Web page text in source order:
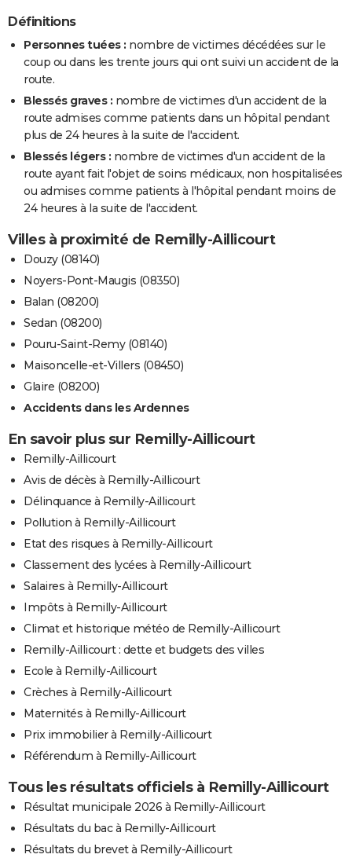
Définitions
Personnes tuées : nombre de victimes décédées sur le
coup ou dans les trente jours qui ont suivi un accident de la
route.
Blessés graves : nombre de victimes d'un accident de la
route admises comme patients dans un hôpital pendant
plus de 24 heures à la suite de l'accident.
Blessés légers : nombre de victimes d'un accident de la
route ayant fait l'objet de soins médicaux, non hospitalisées
ou admises comme patients à l'hôpital pendant moins de
24 heures à la suite de l'accident.
Villes à proximité de Remilly-Aillicourt
Douzy (08140)
Noyers-Pont-Maugis (08350)
Balan (08200)
Sedan (08200)
Pouru-Saint-Remy (08140)
Maisoncelle-et-Villers (08450)
Glaire (08200)
Accidents dans les Ardennes
En savoir plus sur Remilly-Aillicourt
Remilly-Aillicourt
Avis de décès à Remilly-Aillicourt
Délinquance à Remilly-Aillicourt
Pollution à Remilly-Aillicourt
Etat des risques à Remilly-Aillicourt
Classement des lycées à Remilly-Aillicourt
Salaires à Remilly-Aillicourt
Impôts à Remilly-Aillicourt
Climat et historique météo de Remilly-Aillicourt
Remilly-Aillicourt : dette et budgets des villes
Ecole à Remilly-Aillicourt
Crèches à Remilly-Aillicourt
Maternités à Remilly-Aillicourt
Prix immobilier à Remilly-Aillicourt
Référendum à Remilly-Aillicourt
Tous les résultats officiels à Remilly-Aillicourt
Résultat municipale 2026 à Remilly-Aillicourt
Résultats du bac à Remilly-Aillicourt
Résultats du brevet à Remilly-Aillicourt